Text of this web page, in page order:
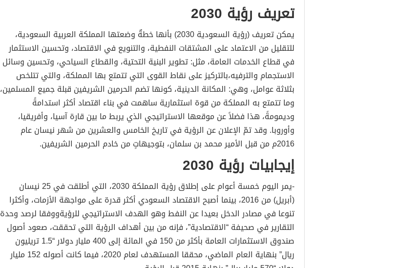
تعريف رؤية 2030
يمكن تعريف (رؤية السعودية 2030) بأنها خطةٌ وضعتها المملكة العربية السعودية،
للتقليل من الاعتماد على المشتقات النفطية، والتنويع في الاقتصاد، وتحسين الاستثمار
في قطاع الخدمات العامة، مثل: تطوير البنية التحتية، والقطاع السياحي، وتحسين وسائل
الاستجمام والترفيه،بالتركيز على نقاط القوى التي تتمتع بها المملكة، والتي تتلخص
بثلاثة عوامل، وهي: المكانة الدينية، كونها تضم الحرمين الشريفين قبلة جميع المسلمين،
وما تتمتع به المملكة من قوة استثمارية ساهمت في بناء اقتصاد أكثر استدامةً
وديمومةً، هذا فضلاً عن موقعها الاستراتيجي الذي يربط ما بين قارة آسيا، وأفريقيا،
وأوروبا. وقد تمّ الإعلان عن الرؤية في تاريخ الخامس والعشرين من شهر نيسان عام
2016م من قبل الأمير محمد بن سلمان، بتوجيهاتٍ من خادم الحرمين الشريفين.
إيجابيات رؤية 2030
-يمر اليوم خمسة أعوام على إطلاق رؤية المملكة 2030، التي أطلقت في 25 نيسان
(أبريل) من 2016، بينما أصبح الاقتصاد السعودي أكثر قدرة على مواجهة الأزمات، وأكثرا
تنوعا في مصادر الدخل بعيدا عن النفط وهو الهدف الاستراتيجي للرؤيةووفقا لرصد وحدة
التقارير في صحيفة “الاقتصادية”، فإنه من بين أهداف الرؤية التي تحققت، صعود أصول
صندوق الاستثمارات العامة بأكثر من 150 في المائة إلى 400 مليار دولار “1.5 تريليون
ريال” بنهاية العام الماضي، محققا المستهدف لعام 2020، فيما كانت أصوله 152 مليار